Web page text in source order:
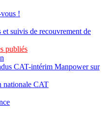
!
suivis de recouvrement de
publiés
CAT-intérim Manpower sur
nationale CAT